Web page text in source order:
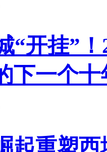
“开挂”
下一个
起重塑